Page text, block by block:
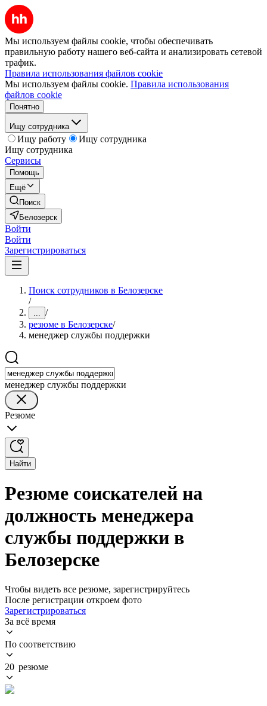
Мы используем файлы cookie, чтобы обеспечивать
правильную работу нашего веб-сайта и анализировать сетевой
трафик.
Правила использования файлов cookie
Мы используем файлы cookie. Правила использования
файлов cookie
Понятно
Ищу сотрудника
Ищу работу
Ищу сотрудника
Ищу сотрудника
Сервисы
Помощь
Ещё
Поиск
Белозерск
Войти
Войти
Зарегистрироваться
Поиск сотрудников в Белозерске
/
... /
резюме в Белозерске/
менеджер службы поддержки
менеджер службы поддержки
Резюме
Найти
Резюме соискателей на
должность менеджера
службы поддержки в
Белозерске
Чтобы видеть все резюме, зарегистрируйтесь
После регистрации откроем фото
Зарегистрироваться
За всё время
По соответствию
20 резюме